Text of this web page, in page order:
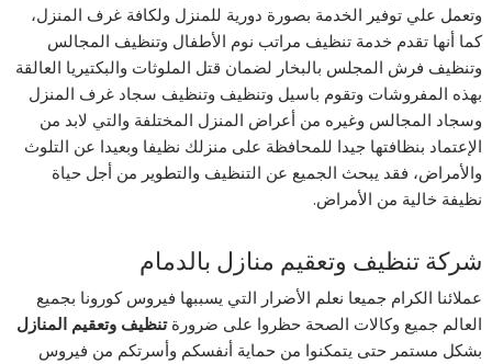
وتعمل علي توفير الخدمة بصورة دورية للمنزل ولكافة غرف المنزل،
كما أنها تقدم خدمة تنظيف مراتب نوم الأطفال وتنظيف المجالس
وتنظيف فرش المجلس بالبخار لضمان قتل الملوثات والبكتيريا العالقة
بهذه المفروشات وتقوم باسيل وتنظيف وتنظيف سجاد غرف المنزل
وسجاد المجالس وغيره من أعراض المنزل المختلفة والتي لابد من
الإعتماد بنظافتها جيدا للمحافظة على منزلك نظيفا وبعيدا عن التلوث
والأمراض، فقد يبحث الجميع عن التنظيف والتطوير من أجل حياة
نظيفة خالية من الأمراض.
شركة تنظيف وتعقيم منازل بالدمام
عملائنا الكرام جميعا نعلم الأضرار التي يسببها فيروس كورونا بجميع
العالم جميع وكالات الصحة حظروا على ضرورةتنظيف وتعقيم المنازل
بشكل مستمر حتى يتمكنوا من حماية أنفسكم وأسرتكم من فيروس